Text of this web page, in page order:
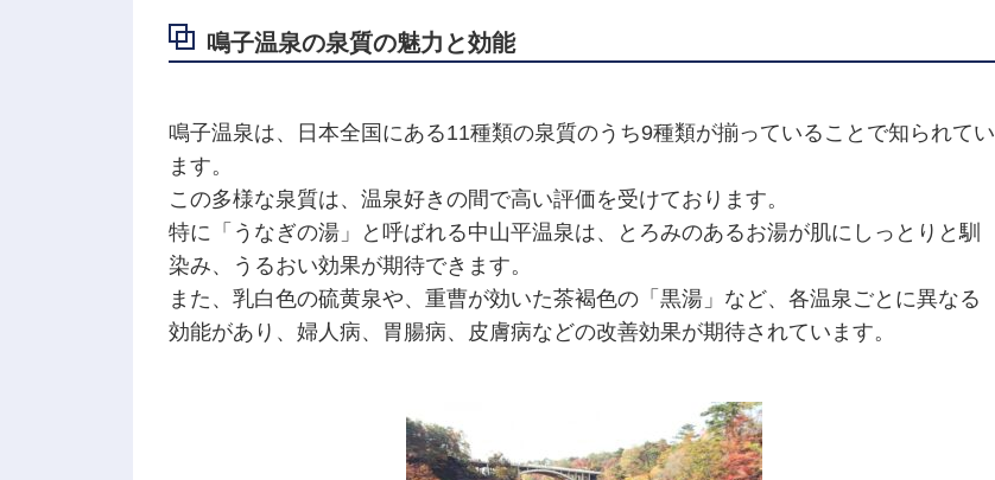
鳴子温泉の泉質の魅力と効能
鳴子温泉は、日本全国にある11種類の泉質のうち9種類が揃っていることで知られてい
ます。
この多様な泉質は、温泉好きの間で高い評価を受けております。
特に「うなぎの湯」と呼ばれる中山平温泉は、とろみのあるお湯が肌にしっとりと馴
染み、うるおい効果が期待できます。
また、乳白色の硫黄泉や、重曹が効いた茶褐色の「黒湯」など、各温泉ごとに異なる
効能があり、婦人病、胃腸病、皮膚病などの改善効果が期待されています。